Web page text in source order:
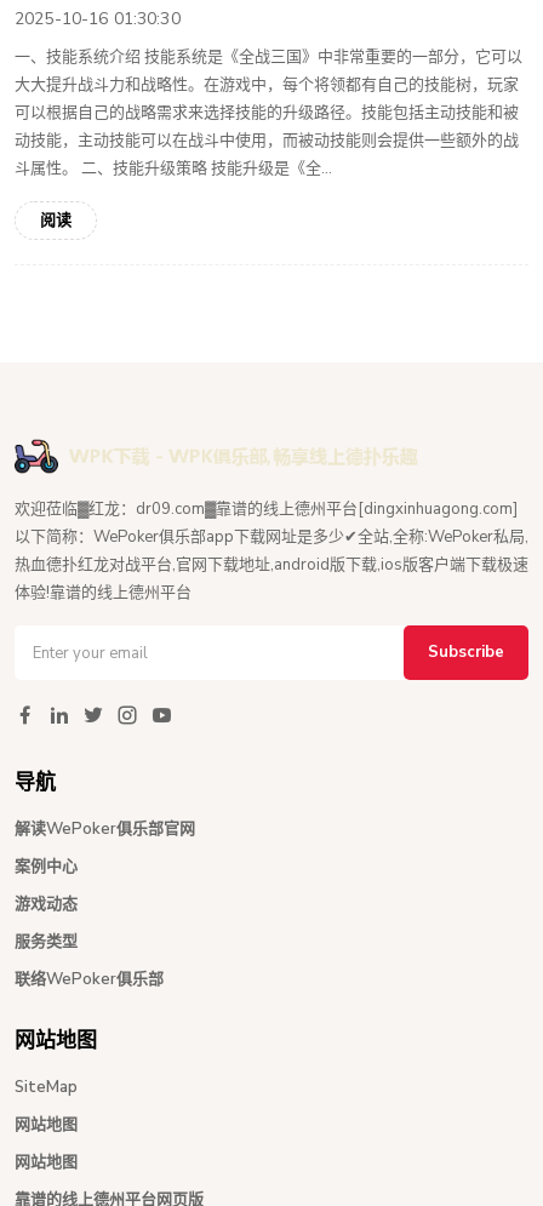
2025-10-16 01:30:30
一、技能系统介绍 技能系统是《全战三国》中非常重要的一部分，它可以
大大提升战斗力和战略性。在游戏中，每个将领都有自己的技能树，玩家
可以根据自己的战略需求来选择技能的升级路径。技能包括主动技能和被
动技能，主动技能可以在战斗中使用，而被动技能则会提供一些额外的战
斗属性。 二、技能升级策略 技能升级是《全...
阅读
欢迎莅临▓红龙：dr09.com▓靠谱的线上德州平台[dingxinhuagong.com]
以下简称：WePoker俱乐部app下载网址是多少✔全站,全称:WePoker私局,
热血德扑红龙对战平台,官网下载地址,android版下载,ios版客户端下载极速
体验!靠谱的线上德州平台
Subscribe
导航
解读WePoker俱乐部官网
案例中心
游戏动态
服务类型
联络WePoker俱乐部
网站地图
SiteMap
网站地图
网站地图
靠谱的线上德州平台网页版